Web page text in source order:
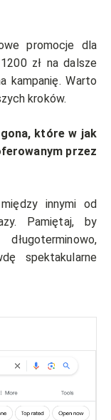
promocje dla
zł na dalsze
kampanię. Warto
kroków.
które w jak
przez
innymi od
Pamiętaj, by
spektakularne